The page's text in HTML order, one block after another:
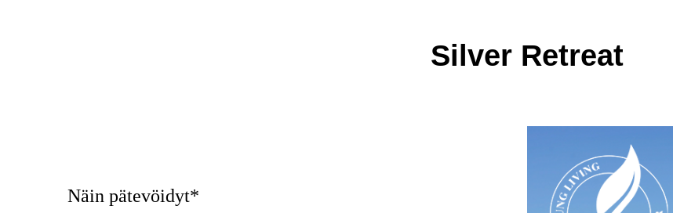
Silver Retreat
Näin pätevöidyt*